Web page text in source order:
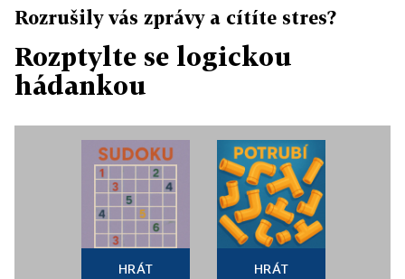
Rozrušily vás zprávy a cítíte stres?
Rozptylte se logickou
hádankou
HRÁT HRÁT